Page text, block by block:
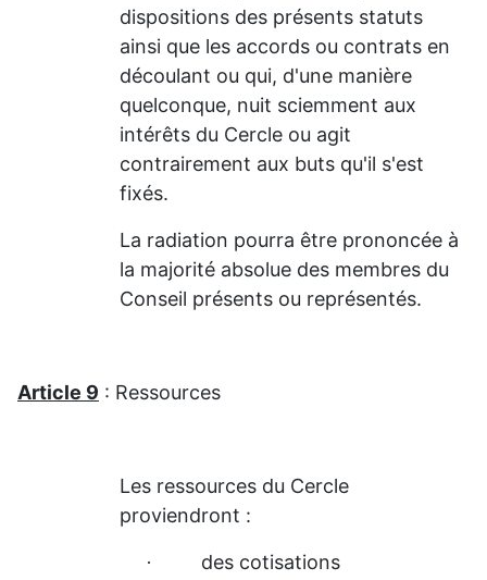
dispositions des présents statuts
ainsi que les accords ou contrats en
découlant ou qui, d'une manière
quelconque, nuit sciemment aux
intérêts du Cercle ou agit
contrairement aux buts qu'il s'est
fixés.
La radiation pourra être prononcée à
la majorité absolue des membres du
Conseil présents ou représentés.
Article 9 : Ressources
Les ressources du Cercle
proviendront :
· des cotisations